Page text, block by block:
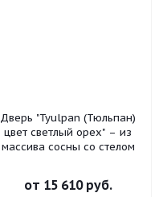
Дверь "Tyulpan (Тюльпан)
цвет светлый орех" – из
массива сосны со стелом
от 15 610 руб.